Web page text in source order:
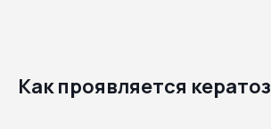
Как проявляется кератоз